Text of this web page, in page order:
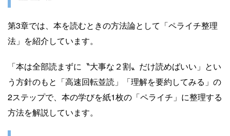
第3章では、本を読むときの方法論として「ペライチ整理
法」を紹介しています。
「本は全部読まずに〝大事な２割〟だけ読めばいい」とい
う方針のもと「高速回転並読」「理解を要約してみる」の
2ステップで、本の学びを紙1枚の「ペライチ」に整理する
方法を解説しています。